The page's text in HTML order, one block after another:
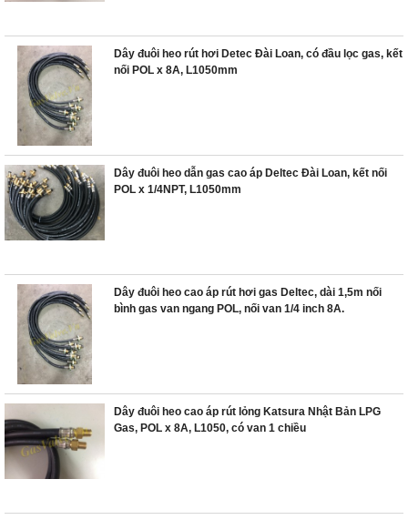
Dây đuôi heo rút hơi Detec Đài Loan, có đầu lọc gas, kết
nối POL x 8A, L1050mm
Dây đuôi heo dẫn gas cao áp Deltec Đài Loan, kết nối
POL x 1/4NPT, L1050mm
Dây đuôi heo cao áp rút hơi gas Deltec, dài 1,5m nối
bình gas van ngang POL, nối van 1/4 inch 8A.
Dây đuôi heo cao áp rút lỏng Katsura Nhật Bản LPG
Gas, POL x 8A, L1050, có van 1 chiều